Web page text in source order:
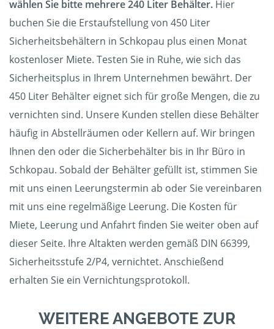
wählen Sie bitte mehrere 240 Liter Behälter. Hier
buchen Sie die Erstaufstellung von 450 Liter
Sicherheitsbehältern in Schkopau plus einen Monat
kostenloser Miete. Testen Sie in Ruhe, wie sich das
Sicherheitsplus in Ihrem Unternehmen bewährt. Der
450 Liter Behälter eignet sich für große Mengen, die zu
vernichten sind. Unsere Kunden stellen diese Behälter
häufig in Abstellräumen oder Kellern auf. Wir bringen
Ihnen den oder die Sicherbehälter bis in Ihr Büro in
Schkopau. Sobald der Behälter gefüllt ist, stimmen Sie
mit uns einen Leerungstermin ab oder Sie vereinbaren
mit uns eine regelmäßige Leerung. Die Kosten für
Miete, Leerung und Anfahrt finden Sie weiter oben auf
dieser Seite. Ihre Altakten werden gemäß DIN 66399,
Sicherheitsstufe 2/P4, vernichtet. Anschießend
erhalten Sie ein Vernichtungsprotokoll.
WEITERE ANGEBOTE ZUR